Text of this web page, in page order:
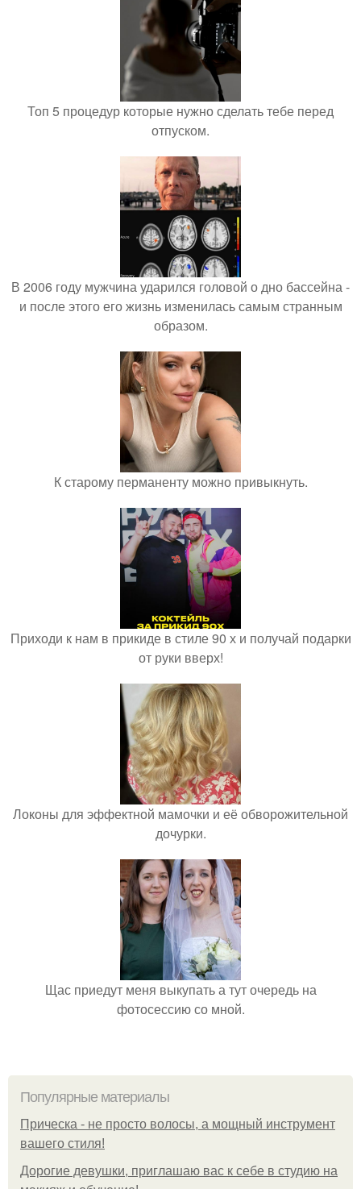
Топ 5 процедур которые нужно сделать тебе перед
отпуском.
В 2006 году мужчина ударился головой о дно бассейна -
и после этого его жизнь изменилась самым странным
образом.
К старому перманенту можно привыкнуть.
Приходи к нам в прикиде в стиле 90 х и получай подарки
от руки вверх!
Локоны для эффектной мамочки и её обворожительной
дочурки.
Щас приедут меня выкупать а тут очередь на
фотосессию со мной.
Популярные материалы
Прическа - не просто волосы, а мощный инструмент
вашего стиля!
Дорогие девушки, приглашаю вас к себе в студию на